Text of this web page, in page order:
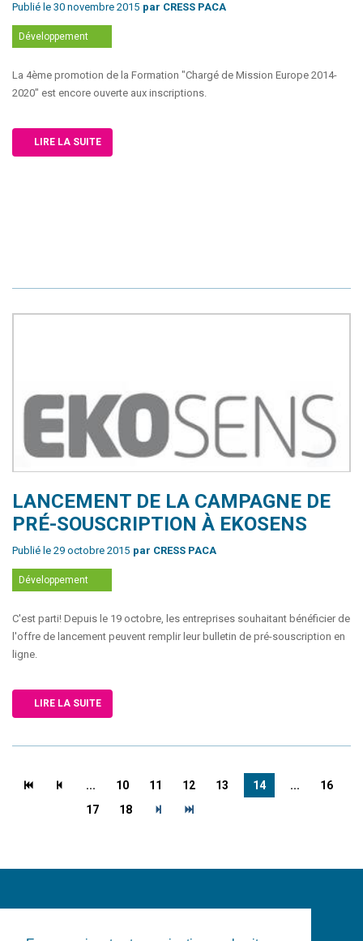
Publié le 30 novembre 2015 par CRESS PACA
Développement
La 4ème promotion de la Formation "Chargé de Mission Europe 2014-
2020" est encore ouverte aux inscriptions.
LIRE LA SUITE
LANCEMENT DE LA CAMPAGNE DE
PRÉ-SOUSCRIPTION À EKOSENS
Publié le 29 octobre 2015 par CRESS PACA
Développement
C'est parti! Depuis le 19 octobre, les entreprises souhaitant bénéficier de
l'offre de lancement peuvent remplir leur bulletin de pré-souscription en
ligne.
LIRE LA SUITE
... 10 11 12 13 14 ...
16
17
18